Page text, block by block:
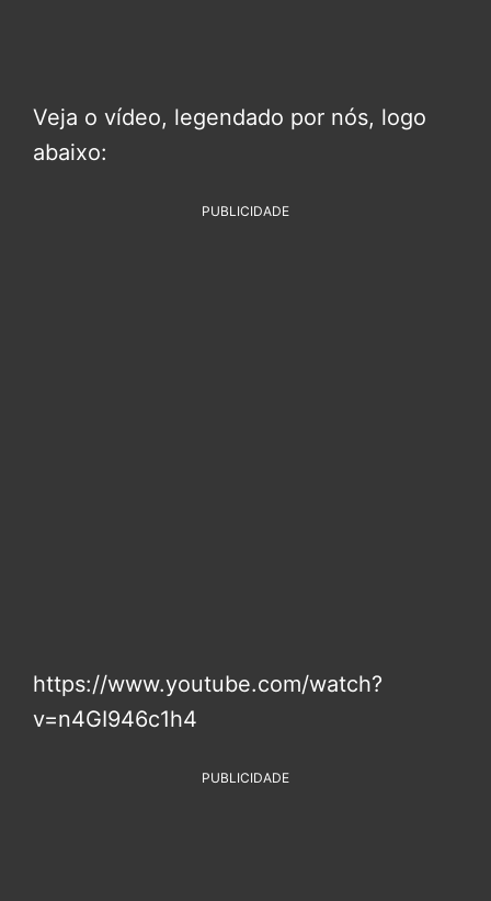
Veja o vídeo, legendado por nós, logo
abaixo:
PUBLICIDADE
https://www.youtube.com/watch?
v=n4GI946c1h4
PUBLICIDADE